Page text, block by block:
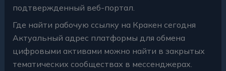
подтвержденный веб-портал.
Где найти рабочую ссылку на Кракен сегодня
Актуальный адрес платформы для обмена
цифровыми активами можно найти в закрытых
тематических сообществах в мессенджерах.